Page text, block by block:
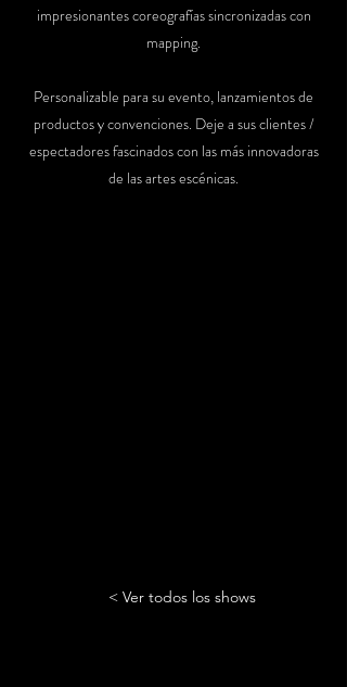
impresionantes coreografías sincronizadas con
mapping.
Personalizable para su evento, lanzamientos de
productos y convenciones. Deje a sus clientes /
espectadores fascinados con las más innovadoras
de las artes escénicas.
< Ver todos los shows